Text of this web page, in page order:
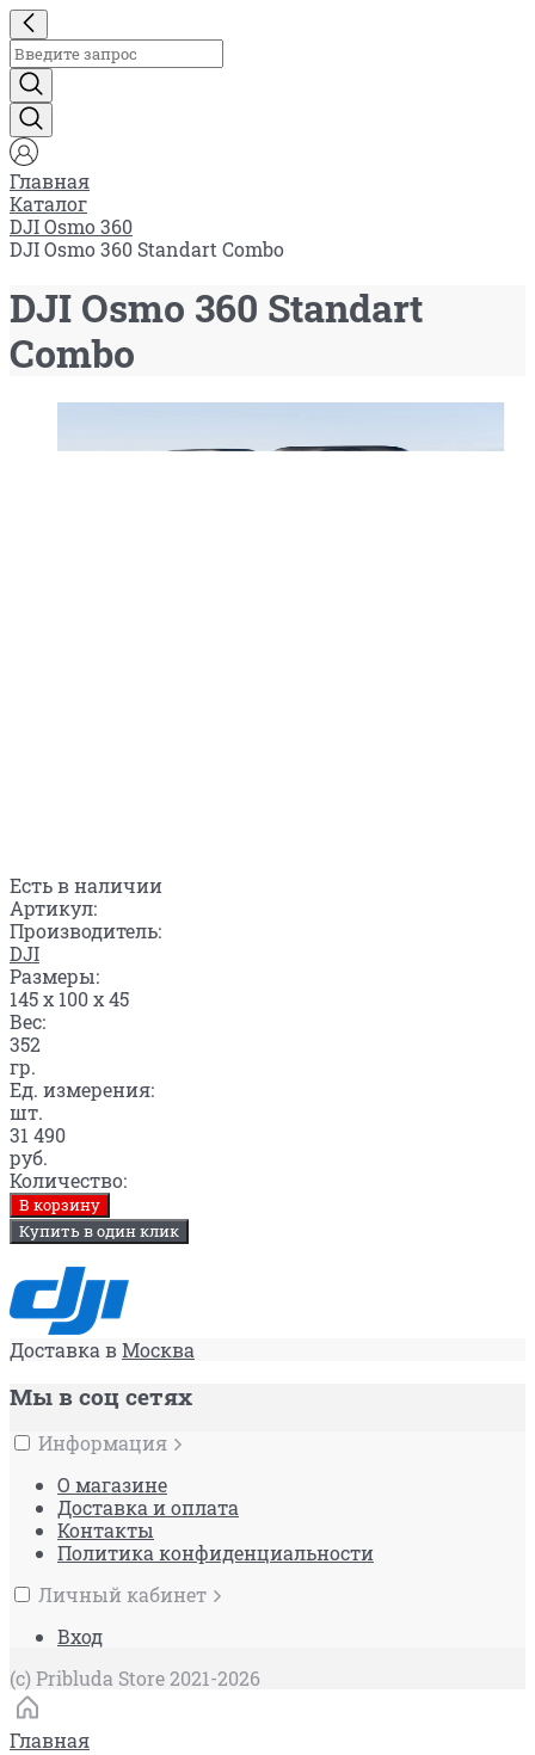
Главная
Каталог
DJI Osmo 360
DJI Osmo 360 Standart Combo
DJI Osmo 360 Standart
Combo
Есть в наличии
Артикул:
Производитель:
DJI
Размеры:
145 x 100 x 45
Вес:
352
гр.
Ед. измерения:
шт.
31 490
руб.
Количество:
В корзину
Купить в один клик
Доставка вМосква
Мы в соц сетях
Информация
О магазине
Доставка и оплата
Контакты
Политика конфиденциальности
Личный кабинет
Вход
(c) Pribluda Store 2021-2026
Главная